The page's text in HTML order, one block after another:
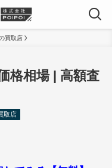
買取店
格相場 | 高額査
取店